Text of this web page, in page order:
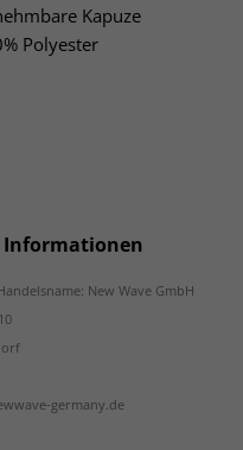
Kapuze
Polyester
Informationen
New Wave GmbH
germany.de